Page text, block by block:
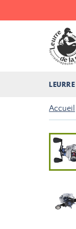
LEURRE
Accueil